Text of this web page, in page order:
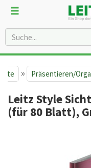
» Präsentieren/
Leitz Style
(für 80 Blatt),